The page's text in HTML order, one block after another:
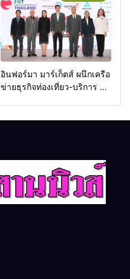
อินฟอร์มา มาร์เก็ตส์ ผนึกเครือ
ข่ายธุรกิจท่องเที่ยว-บริการ จัด